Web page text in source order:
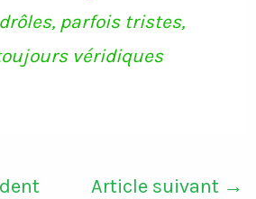
parfois tristes,
véridiques
Article suivant →